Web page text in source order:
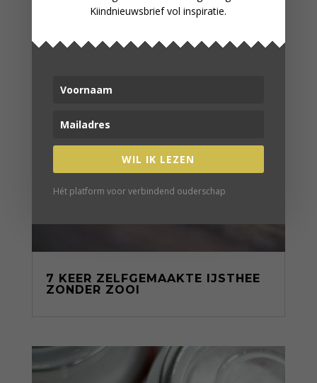
7 KEER ZELFGEMAAKTE IJSTHEE
ZONDER ZOOI
Kiindnieuwsbrief vol inspiratie.
WIL IK LEZEN
Hét platform voor verbindend ouderschap